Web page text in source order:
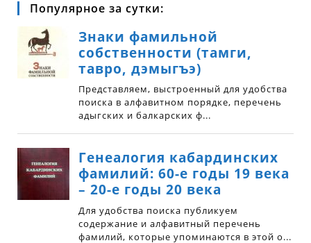
Популярное за сутки: